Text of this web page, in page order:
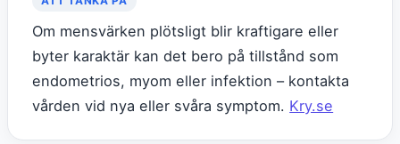
Om mensvärken plötsligt blir kraftigare eller
byter karaktär kan det bero på tillstånd som
endometrios, myom eller infektion – kontakta
vården vid nya eller svåra symptom. Kry.se